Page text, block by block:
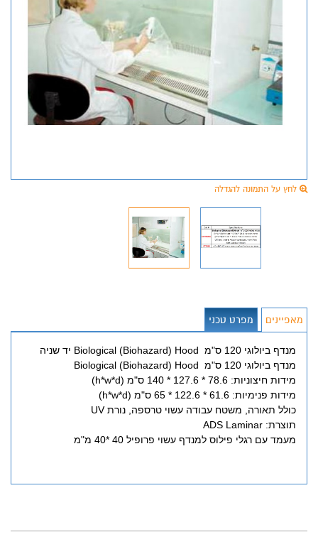
לחץ על התמונה להגדלה
מאפיינים מפרט טכני
מנדף ביולוגי 120 ס"מ Biological (Biohazard) Hood יד שניה
מנדף ביולוגי 120 ס"מ Biological (Biohazard) Hood
מידות חיצוניות: 78.6 * 127.6 * 140 ס"מ (h*w*d)
מידות פנימיות: 61.6 * 122.6 * 65 ס"מ (h*w*d)
כולל תאורה, משטח עבודה עשוי טרספה, נורת UV
תוצרת: ADS Laminar
מעמד עם רגלי פילוס למנדף עשוי פרופיל 40 *40 מ"מ